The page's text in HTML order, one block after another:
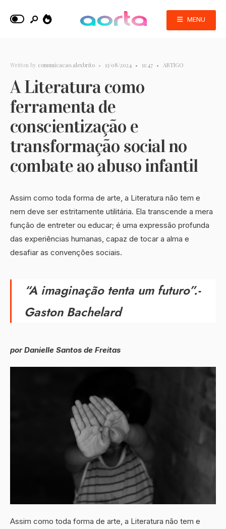
MENU
Written by comunicacao.alexbrito • 13/08/2024 • 11:47 • ARTIGO
A Literatura como
ferramenta de
conscientização e
transformação social no
combate ao abuso infantil
Assim como toda forma de arte, a Literatura não tem e
nem deve ser estritamente utilitária. Ela transcende a mera
função de entreter ou educar; é uma expressão profunda
das experiências humanas, capaz de tocar a alma e
desafiar as convenções sociais.
“A imaginação tenta um futuro”.-
Gaston Bachelard
por Danielle Santos de Freitas
Assim como toda forma de arte, a Literatura não tem e